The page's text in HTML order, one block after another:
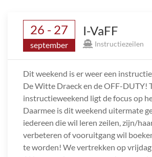
26 - 27
september
I-VaFF
Instructiezeilen
Dit weekend is er weer een
De Witte Draeck en de OFF-DUTY!
instructieweekend ligt de focus op
Daarmee is dit weekend uitermate
iedereen die wil leren zeilen, zijn/
verbeteren of vooruitgang wil
te worden! We vertrekken op